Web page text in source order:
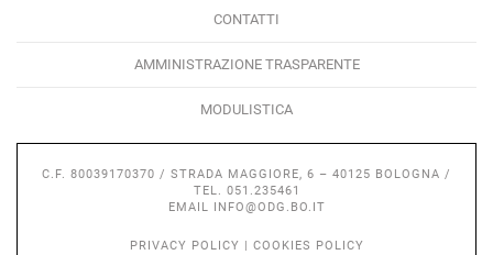
CONTATTI
AMMINISTRAZIONE TRASPARENTE
MODULISTICA
C.F. 80039170370 / STRADA MAGGIORE, 6 – 40125 BOLOGNA /
TEL. 051.235461
EMAIL
INFO@ODG.BO.IT
PRIVACY POLICY COOKIES POLICY